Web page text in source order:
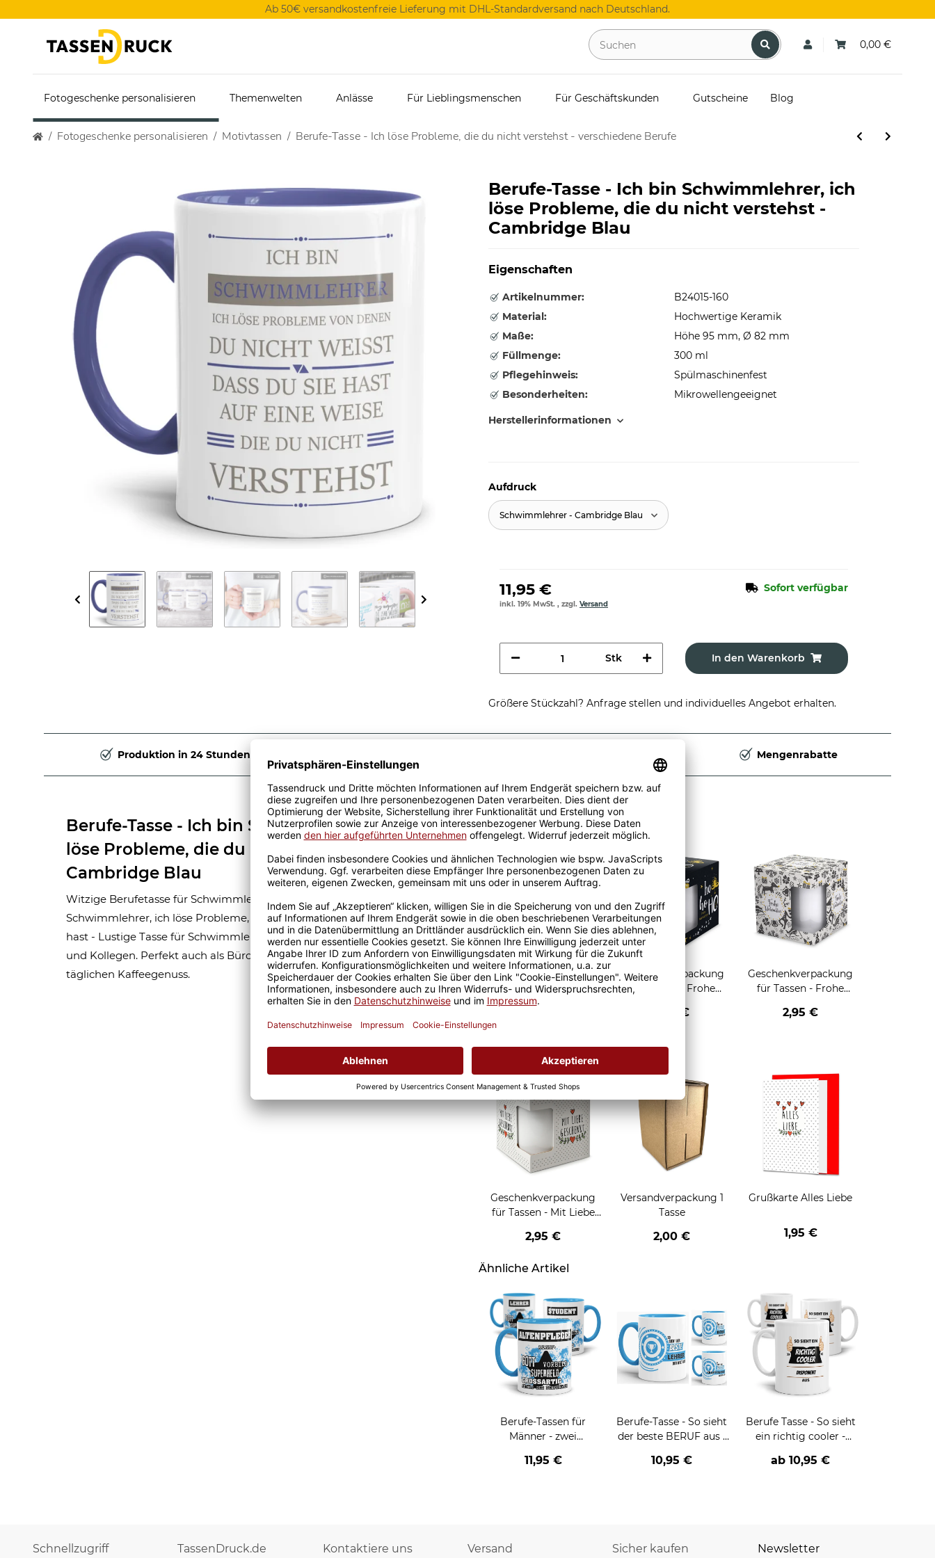
Ab 50€ versandkostenfreie Lieferung mit DHL-Standardversand nach Deutschland.
0,00 €
Fotogeschenke personalisieren Themenwelten Anlässe Für Lieblingsmenschen Für Geschäftskunden Gutscheine Blog
Fotogeschenke personalisieren Motivtassen Berufe-Tasse - Ich löse Probleme, die du nicht verstehst - verschiedene Berufe
Berufe-Tasse - Ich bin Schwimmlehrer, ich
löse Probleme, die du nicht verstehst -
Cambridge Blau
Eigenschaften
Artikelnummer:
B24015-160
Material:
Hochwertige Keramik
Maße:
Höhe 95 mm, Ø 82 mm
Füllmenge:
300 ml
Pflegehinweis:
Spülmaschinenfest
Besonderheiten:
Mikrowellengeeignet
Herstellerinformationen
Aufdruck
Schwimmlehrer - Cambridge Blau
11,95 € Sofort verfügbar
inkl. 19% MwSt. , zzgl. Versand
Stk In den Warenkorb
Größere Stückzahl? Anfrage stellen und individuelles Angebot erhalten.
Produktion in 24 Stunden Mengenrabatte
Berufe-Tasse - Ich bin Schwimmlehrer, ich
löse Probleme, die du nicht verstehst -
Cambridge Blau
Witzige Berufetasse für Schwimmlehrer zum Verschenken - Ich bin
Schwimmlehrer, ich löse Probleme, von denen Du nicht weißt, dass Du sie
hast - Lustige Tasse für Schwimmlehrer. Tolle Geschenkidee für Freunde
und Kollegen. Perfekt auch als Bürotasse oder als Werkstatt-Tasse für den
täglichen Kaffeegenuss.
Passende Verpackungen
Geschenkverpackung
für Tassen - Frohe
Weihnachten - HO HO
Geschenkverpackung
für Tassen - Frohe
HO - schwarz
2,95 €
Geschenkverpackung
für Tassen - Frohe
2,95 €
Grußkarten zum Verschenken
Geschenkverpackung
für Tassen - Mit Liebe
2,95 €
Versandverpackung 1
Tasse
2,00 €
Grußkarte Alles Liebe
1,95 €
Ähnliche Artikel
Berufe-Tassen für
Männer - zwei
11,95 €
Berufe-Tasse - So sieht
der beste BERUF aus -
Männer - Hellblau
10,95 €
Berufe Tasse - So sieht
ein richtig cooler -
ab10,95 €
Schnellzugriff TassenDruck.de Kontaktiere uns Versand Sicher kaufen Newsletter